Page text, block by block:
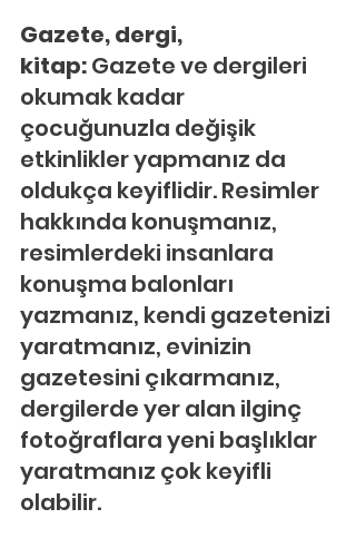
Gazete, dergi,
kitap: Gazete ve dergileri
okumak kadar
çocuğunuzla değişik
etkinlikler yapmanız da
oldukça keyiflidir. Resimler
hakkında konuşmanız,
resimlerdeki insanlara
konuşma balonları
yazmanız, kendi gazetenizi
yaratmanız, evinizin
gazetesini çıkarmanız,
dergilerde yer alan ilginç
fotoğraflara yeni başlıklar
yaratmanız çok keyifli
olabilir.